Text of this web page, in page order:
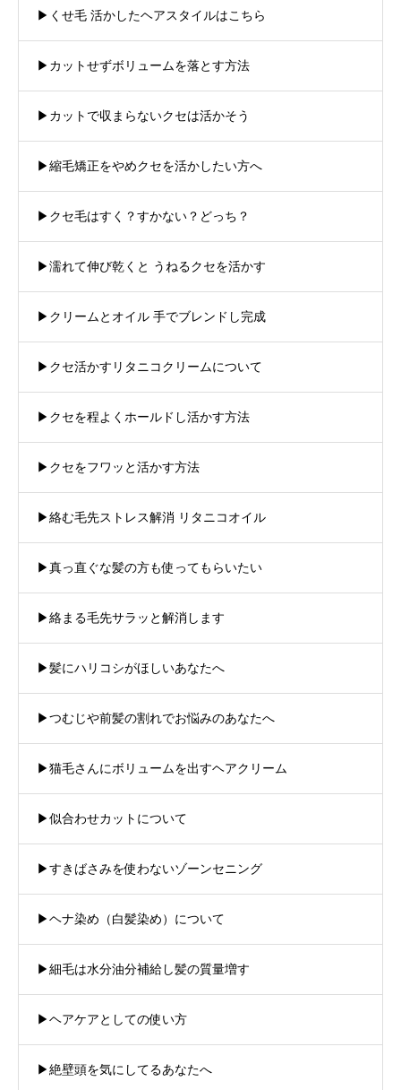
▶︎くせ毛 活かしたヘアスタイルはこちら
▶︎カットせずボリュームを落とす方法
▶︎カットで収まらないクセは活かそう
▶︎縮毛矯正をやめクセを活かしたい方へ
▶︎クセ毛はすく？すかない？どっち？
▶︎濡れて伸び乾くと うねるクセを活かす
▶︎クリームとオイル 手でブレンドし完成
▶︎クセ活かすリタニコクリームについて
▶︎クセを程よくホールドし活かす方法
▶︎クセをフワッと活かす方法
▶︎絡む毛先ストレス解消 リタニコオイル
▶︎真っ直ぐな髪の方も使ってもらいたい
▶︎絡まる毛先サラッと解消します
▶︎髪にハリコシがほしいあなたへ
▶︎つむじや前髪の割れでお悩みのあなたへ
▶︎猫毛さんにボリュームを出すヘアクリーム
▶︎似合わせカットについて
▶︎すきばさみを使わないゾーンセニング
▶︎ヘナ染め（白髪染め）について
▶︎細毛は水分油分補給し髪の質量増す
▶︎ヘアケアとしての使い方
▶︎絶壁頭を気にしてるあなたへ